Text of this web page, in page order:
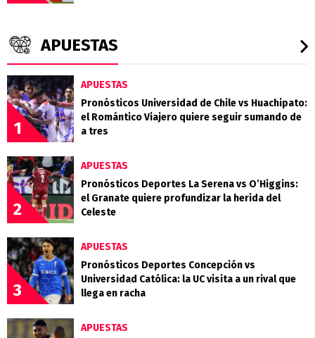
APUESTAS
1
APUESTAS
Pronósticos Universidad de Chile vs Huachipato:
el Romántico Viajero quiere seguir sumando de
a tres
2
APUESTAS
Pronósticos Deportes La Serena vs O’Higgins:
el Granate quiere profundizar la herida del
Celeste
3
APUESTAS
Pronósticos Deportes Concepción vs
Universidad Católica: la UC visita a un rival que
llega en racha
APUESTAS